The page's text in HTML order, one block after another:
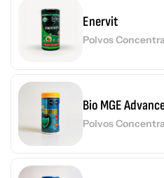
Enervit
Polvos
Bio MGE
Polvos